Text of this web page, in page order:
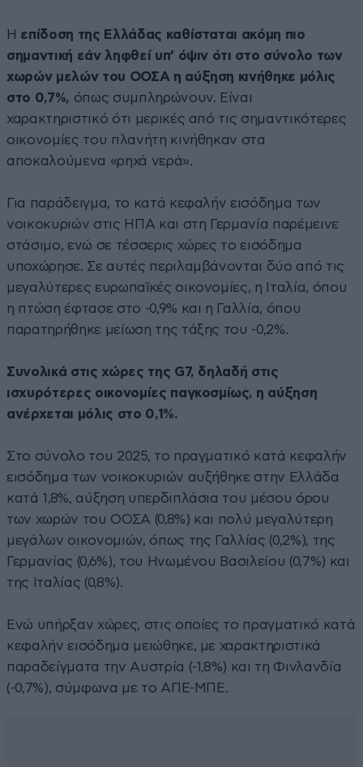
Η επίδοση της Ελλάδας καθίσταται ακόμη πιο
σημαντική εάν ληφθεί υπ’ όψιν ότι στο σύνολο των
χωρών μελών του ΟΟΣΑ η αύξηση κινήθηκε μόλις
στο 0,7%, όπως συμπληρώνουν. Είναι
χαρακτηριστικό ότι μερικές από τις σημαντικότερες
οικονομίες του πλανήτη κινήθηκαν στα
αποκαλούμενα «ρηχά νερά».
Για παράδειγμα, το κατά κεφαλήν εισόδημα των
νοικοκυριών στις ΗΠΑ και στη Γερμανία παρέμεινε
στάσιμο, ενώ σε τέσσερις χώρες το εισόδημα
υποχώρησε. Σε αυτές περιλαμβάνονται δύο από τις
μεγαλύτερες ευρωπαϊκές οικονομίες, η Ιταλία, όπου
η πτώση έφτασε στο -0,9% και η Γαλλία, όπου
παρατηρήθηκε μείωση της τάξης του -0,2%.
Συνολικά στις χώρες της G7, δηλαδή στις
ισχυρότερες οικονομίες παγκοσμίως, η αύξηση
ανέρχεται μόλις στο 0,1%.
Στο σύνολο του 2025, το πραγματικό κατά κεφαλήν
εισόδημα των νοικοκυριών αυξήθηκε στην Ελλάδα
κατά 1,8%, αύξηση υπερδιπλάσια του μέσου όρου
των χωρών του ΟΟΣΑ (0,8%) και πολύ μεγαλύτερη
μεγάλων οικονομιών, όπως της Γαλλίας (0,2%), της
Γερμανίας (0,6%), του Ηνωμένου Βασιλείου (0,7%) και
της Ιταλίας (0,8%).
Ενώ υπήρξαν χώρες, στις οποίες το πραγματικό κατά
κεφαλήν εισόδημα μειώθηκε, με χαρακτηριστικά
παραδείγματα την Αυστρία (-1,8%) και τη Φινλανδία
(-0,7%), σύμφωνα με το ΑΠΕ-ΜΠΕ.